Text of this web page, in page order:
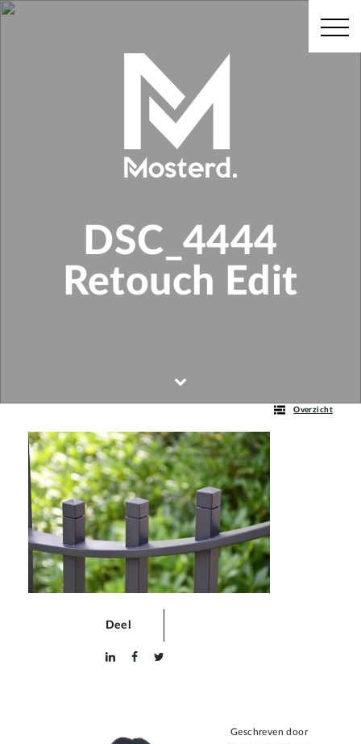
DSC_4444
Retouch Edit
Overzicht
Deel
Geschreven door